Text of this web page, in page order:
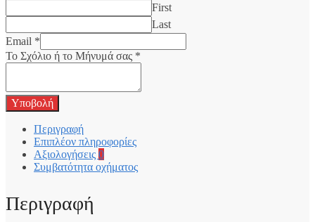
First
Last
Email *
Το Σχόλιο ή το Μήνυμά σας *
Υποβολή
Περιγραφή
Επιπλέον πληροφορίες
Αξιολογήσεις 0
Συμβατότητα οχήματος
Περιγραφή